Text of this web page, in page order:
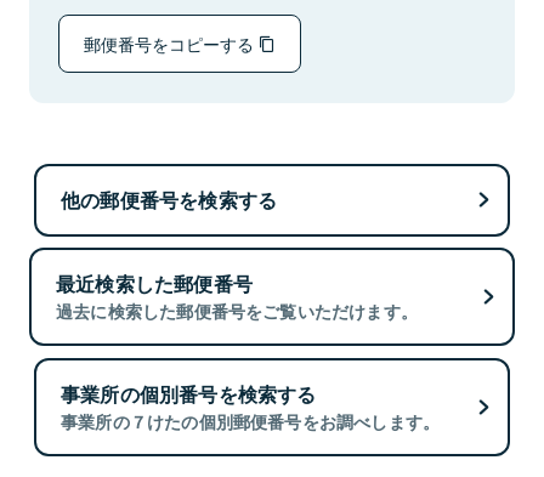
郵便番号をコピーする
他の郵便番号を検索する
最近検索した郵便番号
過去に検索した郵便番号をご覧いただけます。
事業所の個別番号を検索する
事業所の７けたの個別郵便番号をお調べします。